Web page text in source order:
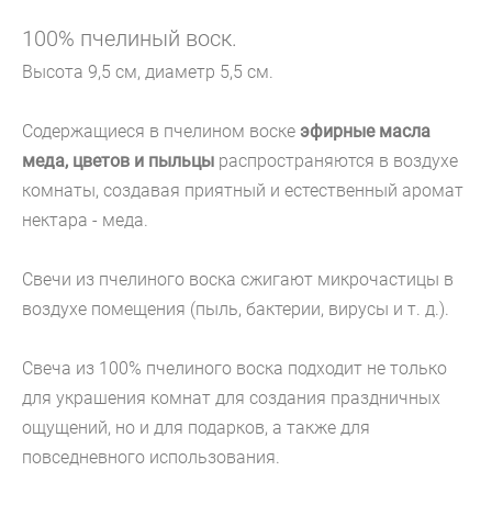
100% пчелиный воск.
Высота 9,5 см, диаметр 5,5 см.
Содержащиеся в пчелином воске эфирные масла
меда, цветов и пыльцы распространяются в воздухе
комнаты, создавая приятный и естественный аромат
нектара - меда.
Свечи из пчелиного воска сжигают микрочастицы в
воздухе помещения (пыль, бактерии, вирусы и т. д.).
Свеча из 100% пчелиного воска подходит не только
для украшения комнат для создания праздничных
ощущений, но и для подарков, а также для
повседневного использования.